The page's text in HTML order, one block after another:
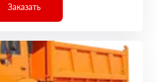
Заказать